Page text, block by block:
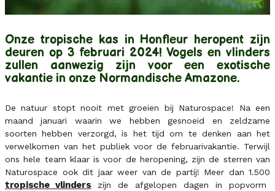
Onze tropische kas in Honfleur heropent zijn
deuren op 3 februari 2024! Vogels en vlinders
zullen aanwezig zijn voor een exotische
vakantie in onze Normandische Amazone.
De natuur stopt nooit met groeien bij Naturospace! Na een
maand januari waarin we hebben gesnoeid en zeldzame
soorten hebben verzorgd, is het tijd om te denken aan het
verwelkomen van het publiek voor de februarivakantie. Terwijl
ons hele team klaar is voor de heropening, zijn de sterren van
Naturospace ook dit jaar weer van de partij! Meer dan 1.500
tropische vlinders zijn de afgelopen dagen in popvorm